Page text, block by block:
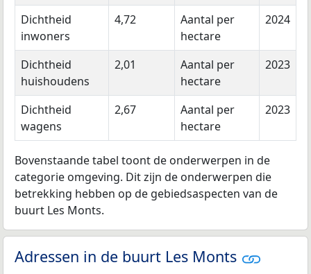
Dichtheid
inwoners
4,72
Aantal per
hectare
2024
Dichtheid
huishoudens
2,01
Aantal per
hectare
2023
Dichtheid
wagens
2,67
Aantal per
hectare
2023
Bovenstaande tabel toont de onderwerpen in de
categorie omgeving. Dit zijn de onderwerpen die
betrekking hebben op de gebiedsaspecten van de
buurt Les Monts.
Adressen in de buurt Les Monts